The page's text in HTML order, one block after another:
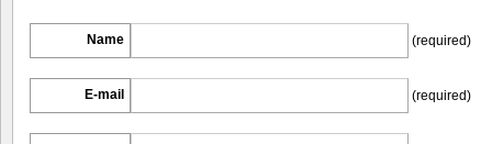
Name (required)
E-mail (required)